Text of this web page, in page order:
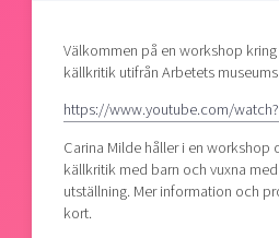
Reach out to us
Välkommen på en workshop
källkritik utifrån Arbetets
https://www.youtube.com/
Carina Milde håller i en workshop
källkritik med barn och vuxna
utställning. Mer information och
kort.